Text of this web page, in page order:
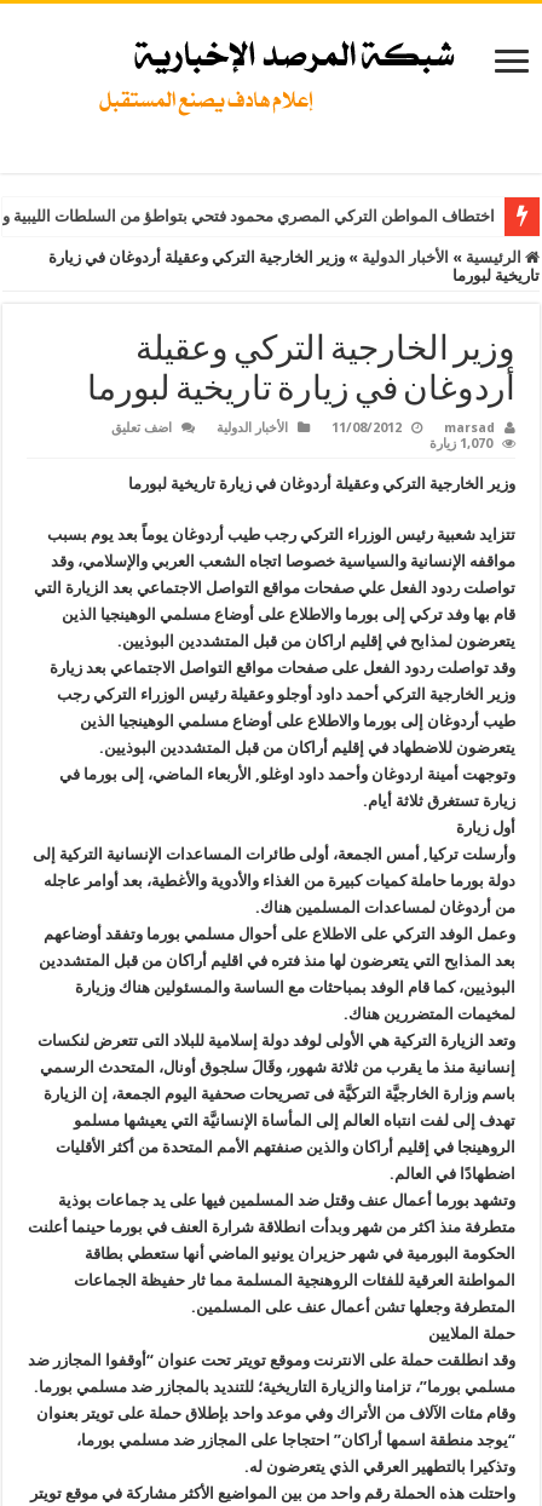
اختطاف المواطن التركي المصري محمود فتحي بتواطؤ من السلطات
الرئيسية » الأخبار الدولية » وزير الخارجية التركي وعقيلة أردوغان في زيارة
تاريخية لبورما
وزير الخارجية التركي وعقيلة
أردوغان في زيارة تاريخية لبورما
marsad
11/08/2012 الأخبار الدولية
اضف تعليق
1,070 زيارة
وزير الخارجية التركي وعقيلة أردوغان في زيارة تاريخية لبورما
تتزايد شعبية رئيس الوزراء التركي رجب طيب أردوغان يوماً بعد يوم بسبب
مواقفه الإنسانية والسياسية خصوصا اتجاه الشعب العربي والإسلامي، وقد
تواصلت ردود الفعل علي صفحات مواقع التواصل الاجتماعي بعد الزيارة التي
قام بها وفد تركي إلى بورما والاطلاع على أوضاع مسلمي الوهينجيا الذين
يتعرضون لمذابح في إقليم اراكان من قبل المتشددين البوذيين.
وقد تواصلت ردود الفعل على صفحات مواقع التواصل الاجتماعي بعد زيارة
وزير الخارجية التركي أحمد داود أوجلو وعقيلة رئيس الوزراء التركي رجب
طيب أردوغان إلى بورما والاطلاع على أوضاع مسلمي الوهينجيا الذين
يتعرضون للاضطهاد في إقليم أراكان من قبل المتشددين البوذيين.
وتوجهت أمينة اردوغان وأحمد داود اوغلو, الأربعاء الماضي، إلى بورما في
زيارة تستغرق ثلاثة أيام.
أول زيارة
وأرسلت تركيا, أمس الجمعة، أولى طائرات المساعدات الإنسانية التركية إلى
دولة بورما حاملة كميات كبيرة من الغذاء والأدوية والأغطية، بعد أوامر عاجله
من أردوغان لمساعدات المسلمين هناك.
وعمل الوفد التركي على الاطلاع على أحوال مسلمي بورما وتفقد أوضاعهم
بعد المذابح التي يتعرضون لها منذ فتره في اقليم أراكان من قبل المتشددين
البوذيين، كما قام الوفد بمباحثات مع الساسة والمسئولين هناك وزيارة
لمخيمات المتضررين هناك.
وتعد الزيارة التركية هي الأولى لوفد دولة إسلامية للبلاد التى تتعرض لنكسات
إنسانية منذ ما يقرب من ثلاثة شهور، وقَالَ سلجوق أونال، المتحدث الرسمي
باسم وزارة الخارجيَّة التركيَّة فى تصريحات صحفية اليوم الجمعة، إن الزيارة
تهدف إلى لفت انتباه العالم إلى المأساة الإنسانيَّة التي يعيشها مسلمو
الروهينجا في إقليم أراكان والذين صنفتهم الأمم المتحدة من أكثر الأقليات
اضطهادًا في العالم.
وتشهد بورما أعمال عنف وقتل ضد المسلمين فيها على يد جماعات بوذية
متطرفة منذ اكثر من شهر وبدأت انطلاقة شرارة العنف في بورما حينما أعلنت
الحكومة البورمية في شهر حزيران يونيو الماضي أنها ستعطي بطاقة
المواطنة العرقية للفئات الروهنجية المسلمة مما ثار حفيظة الجماعات
المتطرفة وجعلها تشن أعمال عنف على المسلمين.
حملة الملايين
وقد انطلقت حملة على الانترنت وموقع تويتر تحت عنوان “أوقفوا المجازر ضد
مسلمي بورما”، تزامنا والزيارة التاريخية؛ للتنديد بالمجازر ضد مسلمي بورما.
وقام مئات الآلاف من الأتراك وفي موعد واحد بإطلاق حملة على تويتر بعنوان
“يوجد منطقة اسمها أراكان” احتجاجا على المجازر ضد مسلمي بورما،
وتذكيرا بالتطهير العرقي الذي يتعرضون له.
واحتلت هذه الحملة رقم واحد من بين المواضيع الأكثر مشاركة في موقع تويتر